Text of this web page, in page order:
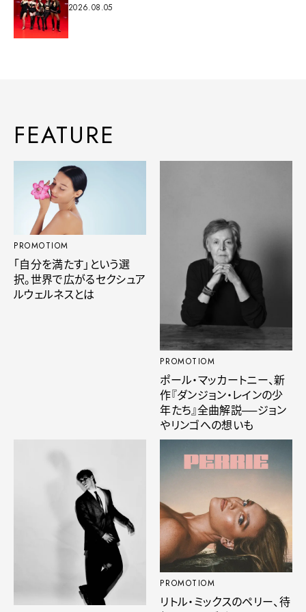
2026.08.05
FEATURE
PROMOTIOM
「自分を満たす」という選
択。世界で広がるセクシュア
ルウェルネスとは
PROMOTIOM
ポール・マッカートニー、新
作『ダンジョン・レインの少
年たち』全曲解説──ジョン
やリンゴへの想いも
PROMOTIOM
リトル・ミックスのペリー、待